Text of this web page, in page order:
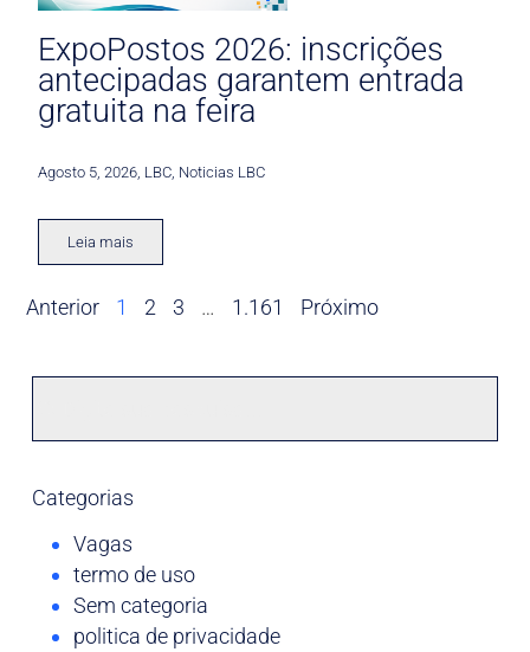
ExpoPostos 2026: inscrições
antecipadas garantem entrada
gratuita na feira
Agosto 5, 2026 LBC Noticias LBC
Leia mais
Anterior 1 2 3 … 1.161 Próximo
Categorias
Vagas
termo de uso
Sem categoria
politica de privacidade